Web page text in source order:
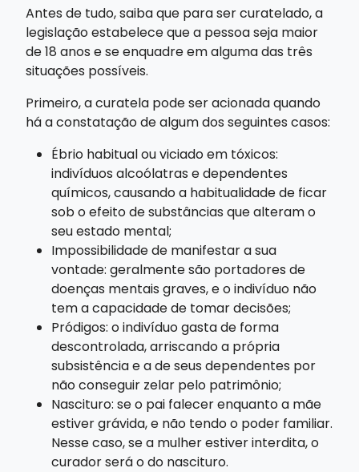
Antes de tudo, saiba que para ser curatelado, a
legislação estabelece que a pessoa seja maior
de 18 anos e se enquadre em alguma das três
situações possíveis.
Primeiro, a curatela pode ser acionada quando
há a constatação de algum dos seguintes casos:
Ébrio habitual ou viciado em tóxicos:
indivíduos alcoólatras e dependentes
químicos, causando a habitualidade de ficar
sob o efeito de substâncias que alteram o
seu estado mental;
Impossibilidade de manifestar a sua
vontade: geralmente são portadores de
doenças mentais graves, e o indivíduo não
tem a capacidade de tomar decisões;
Pródigos: o indivíduo gasta de forma
descontrolada, arriscando a própria
subsistência e a de seus dependentes por
não conseguir zelar pelo patrimônio;
Nascituro: se o pai falecer enquanto a mãe
estiver grávida, e não tendo o poder familiar.
Nesse caso, se a mulher estiver interdita, o
curador será o do nascituro.